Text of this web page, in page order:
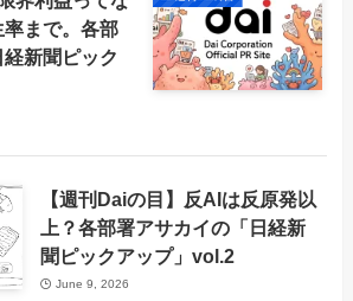
まで。各部
新聞ピック
【週刊Daiの目】反AIは反原発以
上？各部署アサカイの「日経新
聞ピックアップ」vol.2
June 9, 2026